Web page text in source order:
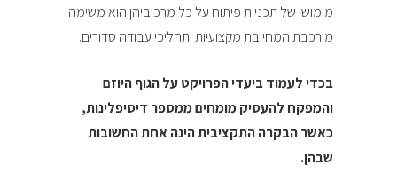
מימושן של תכניות פיתוח על כל מרכיביהן הוא משימה
מורכבת המחייבת מקצועיות ותהליכי עבודה סדורים.
בכדי לעמוד ביעדי הפרויקט על הגוף היוזם
והמפקח להעסיק מומחים ממספר דיסיפלינות,
כאשר הבקרה התקציבית הינה אחת החשובות
שבהן.